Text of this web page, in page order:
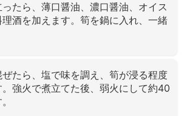
たら、薄口醤油、濃口醤油、オイス
酒を加えます。筍を鍋に入れ、一緒
たら、塩で味を調え、筍が浸る程度
強火で煮立てた後、弱火にして約40